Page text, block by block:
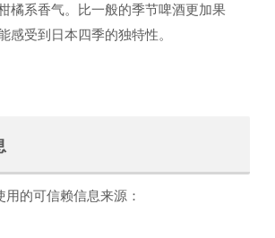
橘系香气。比一般的季节啤酒更加果
感受到日本四季的独特性。
的可信赖信息来源：